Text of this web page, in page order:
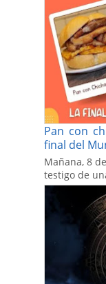
Pan con
final del
Mañana, 8
testigo de